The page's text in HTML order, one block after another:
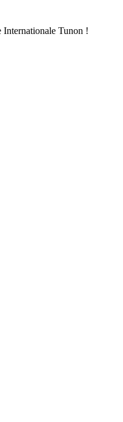
Internationale Tunon !